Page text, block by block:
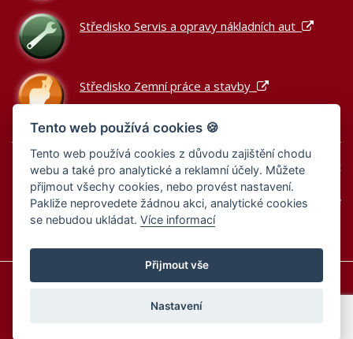
Středisko Servis a opravy nákladních aut
Středisko Zemní práce a stavby
Podle zákona o evidenci tržeb je prodávající povinen vystavit
kupujícímu účtenku.
Zároveň je povinen zaevidovat přijatou tržbu u správce daně
online; v případě technického výpadku pak nejpozději do 48
hodin.
Informace o cookies
Zásady zpracování osobních údajů
Zásady zpracování osobních údajů – výběrová řízení
Tento web používá cookies 🍪
Tento web používá cookies z důvodu zajištění chodu
webu a také pro analytické a reklamní účely. Můžete
přijmout všechy cookies, nebo provést nastavení.
Pakliže neprovedete žádnou akci, analytické cookies
se nebudou ukládat.Více informací
Přijmout vše
Nastavení